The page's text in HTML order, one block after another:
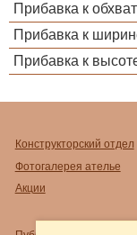
Прибавка к
Прибавка к
Прибавка к
Конструкторский отдел
Фотогалерея ателье
Акции